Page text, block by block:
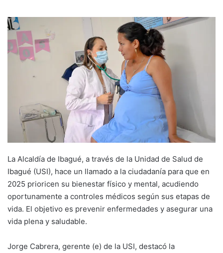
La Alcaldía de Ibagué, a través de la Unidad de Salud de
Ibagué (USI), hace un llamado a la ciudadanía para que en
2025 prioricen su bienestar físico y mental, acudiendo
oportunamente a controles médicos según sus etapas de
vida. El objetivo es prevenir enfermedades y asegurar una
vida plena y saludable.
Jorge Cabrera, gerente (e) de la USI, destacó la